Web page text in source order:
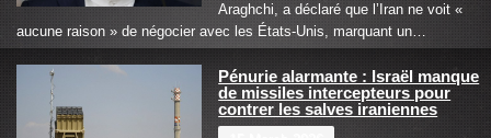
Araghchi, a déclaré que l’Iran ne voit «
aucune raison » de négocier avec les États-Unis, marquant un…
Pénurie alarmante : Israël manque
de missiles intercepteurs pour
contrer les salves iraniennes